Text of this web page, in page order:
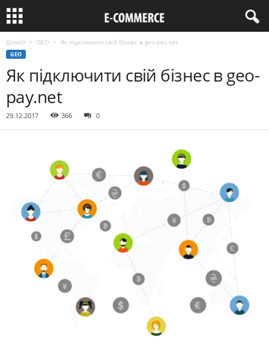
Домой GEO Як підключити свій бізнес в geo-pay.net
GEO
Як підключити свій бізнес в geo-
pay.net
29.12.2017 366 0